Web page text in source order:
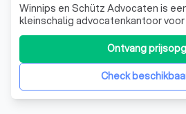
Winnips en Schütz Advocaten is
kleinschalig advocatenkantoor
strafrecht, gevestigd in het
vlakbij Rechtbank en Gerechtshof.
Check
Ontvang